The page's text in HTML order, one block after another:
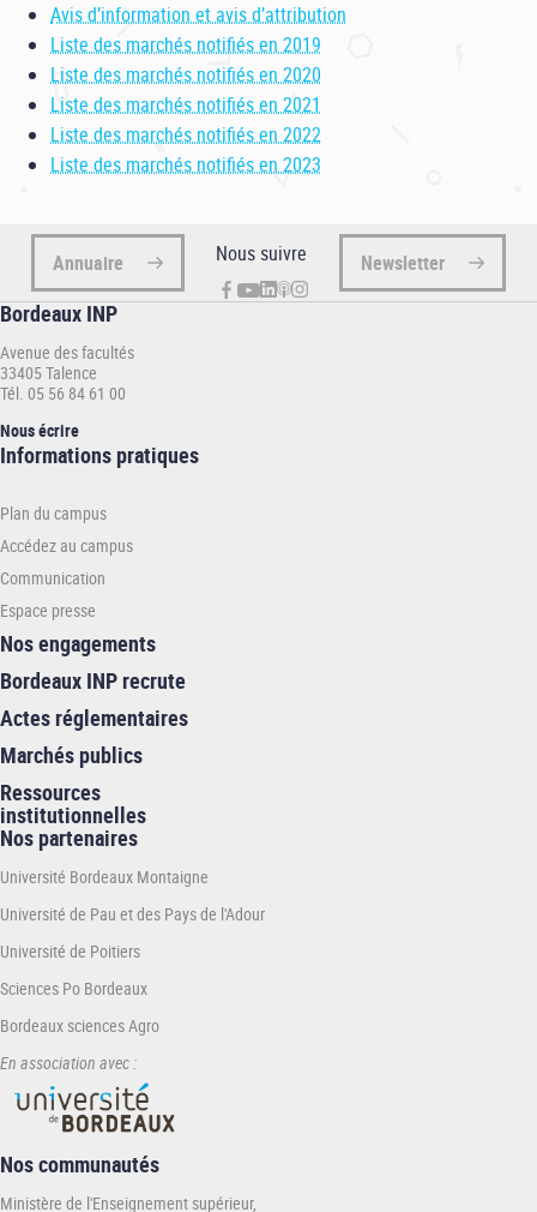
Avis d’information et avis d’attribution
Liste des marchés notifiés en 2019
Liste des marchés notifiés en 2020
Liste des marchés notifiés en 2021
Liste des marchés notifiés en 2022
Liste des marchés notifiés en 2023
Annuaire Nous suivre Newsletter
Bordeaux INP
Avenue des facultés
33405 Talence
Tél. 05 56 84 61 00
Nous écrire
Informations
INP
Informations pratiques
Plan du campus
Accédez au campus
Communication
Espace presse
Nos engagements
Bordeaux INP recrute
Actes réglementaires
Marchés publics
Ressources
institutionnelles
Nos partenaires
Université Bordeaux Montaigne
Université de Pau et des Pays de l'Adour
Université de Poitiers
Sciences Po Bordeaux
Bordeaux sciences Agro
En association avec :
Nos communautés
Ministère de l'Enseignement supérieur,